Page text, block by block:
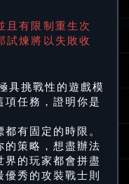
且有限制重生次
試煉將以失敗收
具挑戰性的遊戲模
項任務，證明你是
有固定的時限。
的策略，想盡辦法
界的玩家都會拼盡
秀的攻裝戰士則